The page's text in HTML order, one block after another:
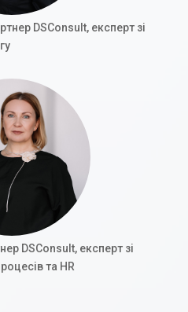
DSConsult, експерт зі
DSConsult, експерт зі
та HR